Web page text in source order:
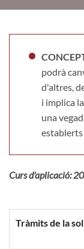
podrà
d'altres,
i implica
una
establerts
Curs d'aplicació:
Tràmits de la